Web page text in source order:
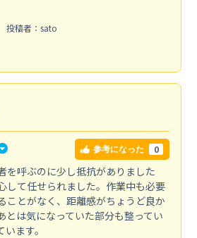
投稿者：sato
参考になった 0
を呼ぶのに少し抵抗がありました
して任せられました。作業中も必要
ことがなく、距離感がちょうど良か
とは気になっていた部分も整ってい
ます。